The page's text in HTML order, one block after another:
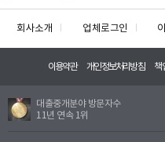
회사소개 업체로그인
이용약관 개인정보처리방침 책
대출중개분야 방문자수
11년 연속 1위